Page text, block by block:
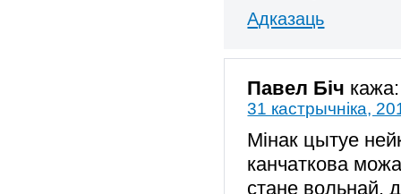
Адказаць
Павел Біч кажа:
31 кастрычніка,
Мінак цытуе
канчаткова
стане вольнай.